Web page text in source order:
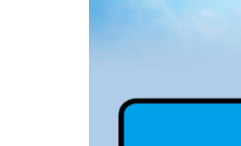
DAY 072 You don’t wanna
DAY 076 Have you made a
DAY 077 She was taken to